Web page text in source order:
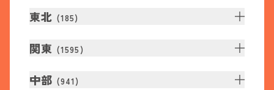
東北 (185)
関東 (1595 )
中部 (941 )